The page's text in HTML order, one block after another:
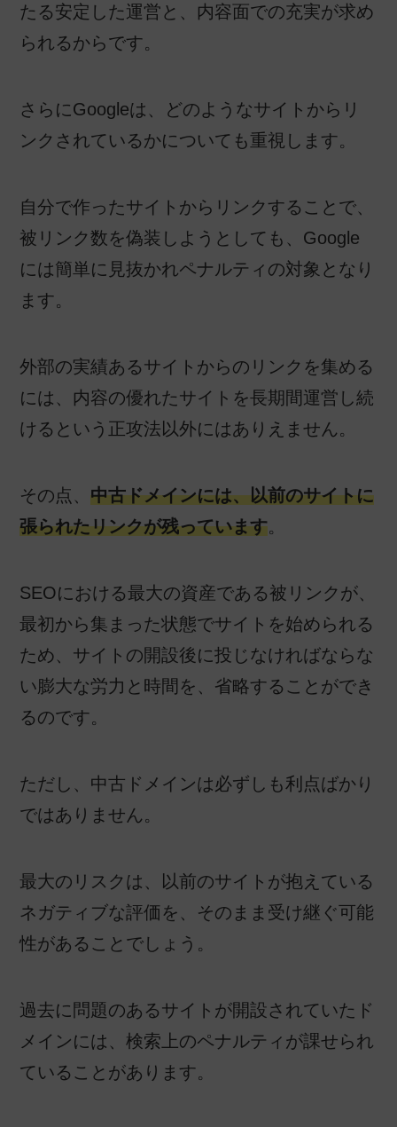
たる安定した運営と、内容面での充実が求め
られるからです。
さらにGoogleは、どのようなサイトからリ
ンクされているかについても重視します。
自分で作ったサイトからリンクすることで、
被リンク数を偽装しようとしても、Google
には簡単に見抜かれペナルティの対象となり
ます。
外部の実績あるサイトからのリンクを集める
には、内容の優れたサイトを長期間運営し続
けるという正攻法以外にはありえません。
その点、中古ドメインには、以前のサイトに
張られたリンクが残っています。
SEOにおける最大の資産である被リンクが、
最初から集まった状態でサイトを始められる
ため、サイトの開設後に投じなければならな
い膨大な労力と時間を、省略することができ
るのです。
ただし、中古ドメインは必ずしも利点ばかり
ではありません。
最大のリスクは、以前のサイトが抱えている
ネガティブな評価を、そのまま受け継ぐ可能
性があることでしょう。
過去に問題のあるサイトが開設されていたド
メインには、検索上のペナルティが課せられ
ていることがあります。